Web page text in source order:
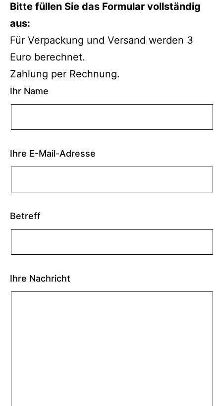
Bitte füllen Sie das Formular vollständig
aus:
Für Verpackung und Versand werden 3
Euro berechnet.
Zahlung per Rechnung.
Ihr Name
Ihre E-Mail-Adresse
Betreff
Ihre Nachricht